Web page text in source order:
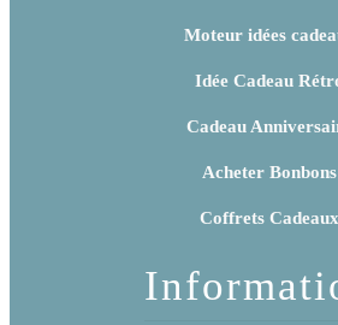
Moteur idées
Idée Cadeau
Cadeau
Acheter Bonbons
Coffrets Cadeaux